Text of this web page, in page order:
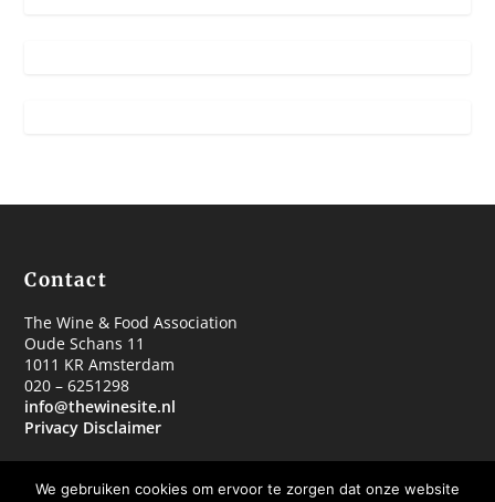
Contact
The Wine & Food Association
Oude Schans 11
1011 KR Amsterdam
020 – 6251298
info@thewinesite.nl
Privacy Disclaimer
We gebruiken cookies om ervoor te zorgen dat onze website